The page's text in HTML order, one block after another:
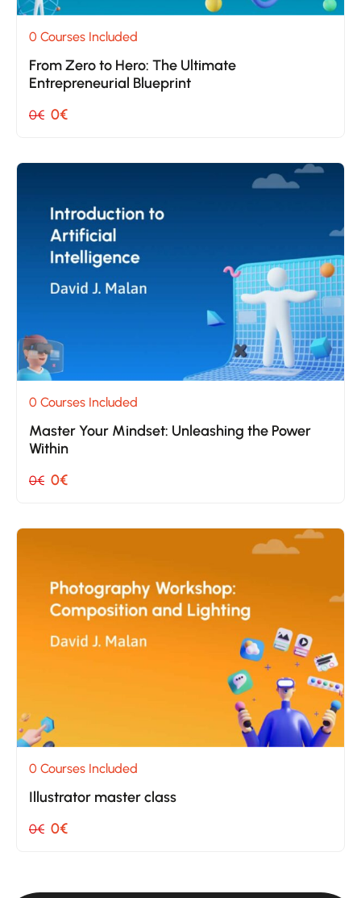
0 Courses Included
From Zero to Hero: The Ultimate
Entrepreneurial Blueprint
0€ 0€
0 Courses Included
Master Your Mindset: Unleashing the Power
Within
0€ 0€
0 Courses Included
Illustrator master class
0€ 0€